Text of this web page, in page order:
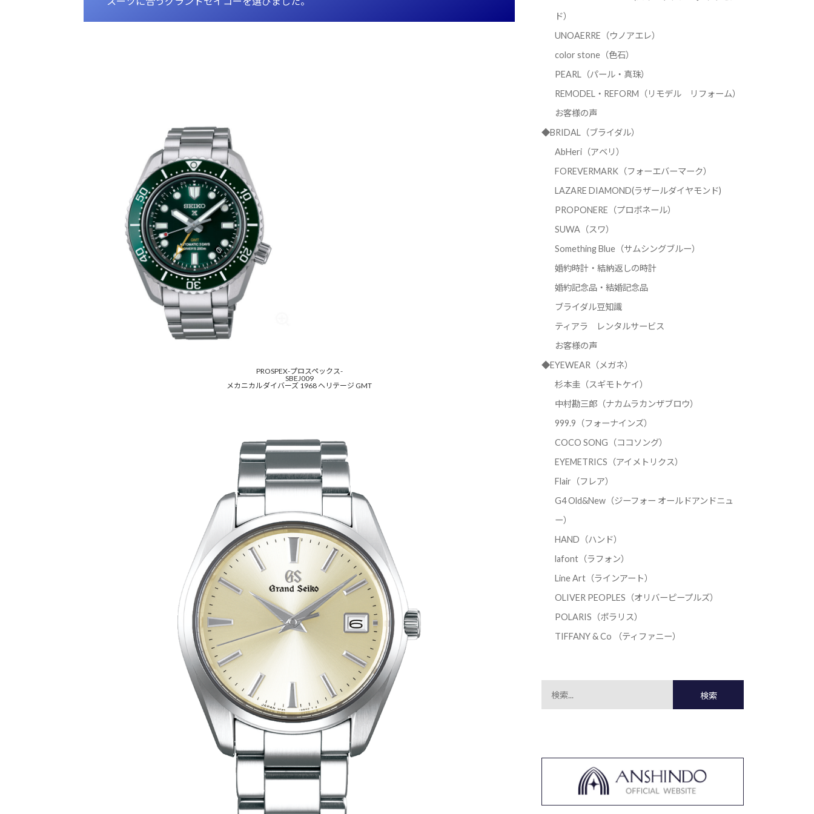
PROSPEX-プロスペックス-
SBEJ009
メカニカルダイバーズ 1968 ヘリテージ GMT
ド）
UNOAERRE（ウノアエレ）
color stone（色石）
PEARL（パール・真珠）
REMODEL・REFORM（リモデル リフォーム）
お客様の声
◆BRIDAL（ブライダル）
AbHeri（アベリ）
FOREVERMARK（フォーエバーマーク）
LAZARE DIAMOND(ラザールダイヤモンド)
PROPONERE（プロポネール）
SUWA（スワ）
Something Blue（サムシングブルー）
婚約時計・結納返しの時計
婚約記念品・結婚記念品
ブライダル豆知識
ティアラ レンタルサービス
お客様の声
◆EYEWEAR（メガネ）
杉本圭（スギモトケイ）
中村勘三郎（ナカムラカンザブロウ）
999.9（フォーナインズ）
COCO SONG（ココソング）
EYEMETRICS（アイメトリクス）
Flair（フレア）
G4 Old&New（ジーフォー オールドアンドニュ
ー）
HAND（ハンド）
lafont（ラフォン）
Line Art（ラインアート）
OLIVER PEOPLES（オリバーピープルズ）
POLARIS（ポラリス）
TIFFANY & Co （ティファニー）